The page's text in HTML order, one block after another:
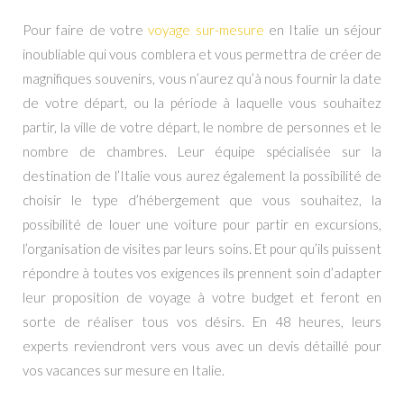
Pour faire de votrevoyage sur-mesure en Italie un séjour
inoubliable qui vous comblera et vous permettra de créer de
magnifiques souvenirs, vous n’aurez qu’à nous fournir la date
de votre départ, ou la période à laquelle vous souhaitez
partir, la ville de votre départ, le nombre de personnes et le
nombre de chambres. Leur équipe spécialisée sur la
destination de l’Italie vous aurez également la possibilité de
choisir le type d’hébergement que vous souhaitez, la
possibilité de louer une voiture pour partir en excursions,
l’organisation de visites par leurs soins. Et pour qu’ils puissent
répondre à toutes vos exigences ils prennent soin d’adapter
leur proposition de voyage à votre budget et feront en
sorte de réaliser tous vos désirs. En 48 heures, leurs
experts reviendront vers vous avec un devis détaillé pour
vos vacances sur mesure en Italie.